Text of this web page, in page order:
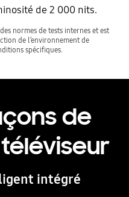
de 2 000 nits.
normes de tests internes et est
de l’environnement de
spécifiques.
de
intégré